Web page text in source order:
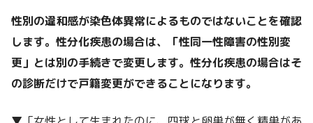
性別の違和感が染色体異常によるものではないことを確認
します。性分化疾患の場合は、「性同一性障害の性別変
更」とは別の手続きで変更します。性分化疾患の場合はそ
の診断だけで戸籍変更ができることになります。